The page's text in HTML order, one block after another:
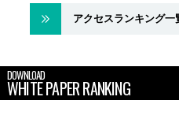
アクセスランキング一
DOWNLOAD
WHITE PAPER RANKING